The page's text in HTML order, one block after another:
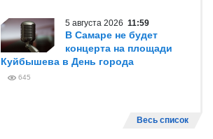
5 августа 2026 11:59
В Самаре не будет
концерта на площади
Куйбышева в День города
645
Весь список